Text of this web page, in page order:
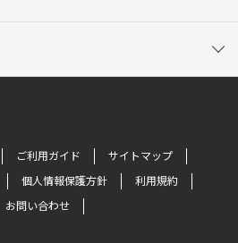
ご利用ガイド
サイトマップ
個人情報保護方針
利用規約
お問い合わせ